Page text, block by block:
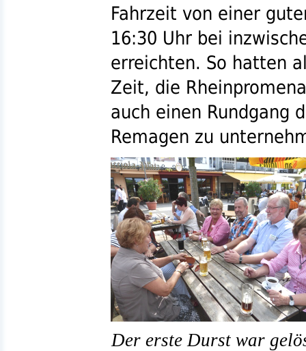
Fahrzeit von einer
16:30 Uhr bei
erreichten. So hatten
Zeit, die
auch einen Rundgang
Remagen zu
Der erste Durst war